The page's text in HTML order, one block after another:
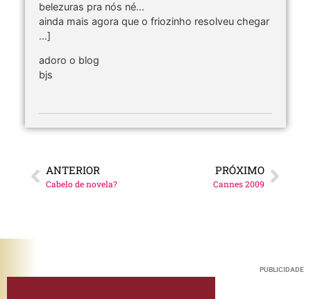
belezuras pra nós né…
ainda mais agora que o friozinho resolveu chegar
…]
adoro o blog
bjs
ANTERIOR
Cabelo de novela?
PRÓXIMO
Cannes 2009
PUBLICIDADE